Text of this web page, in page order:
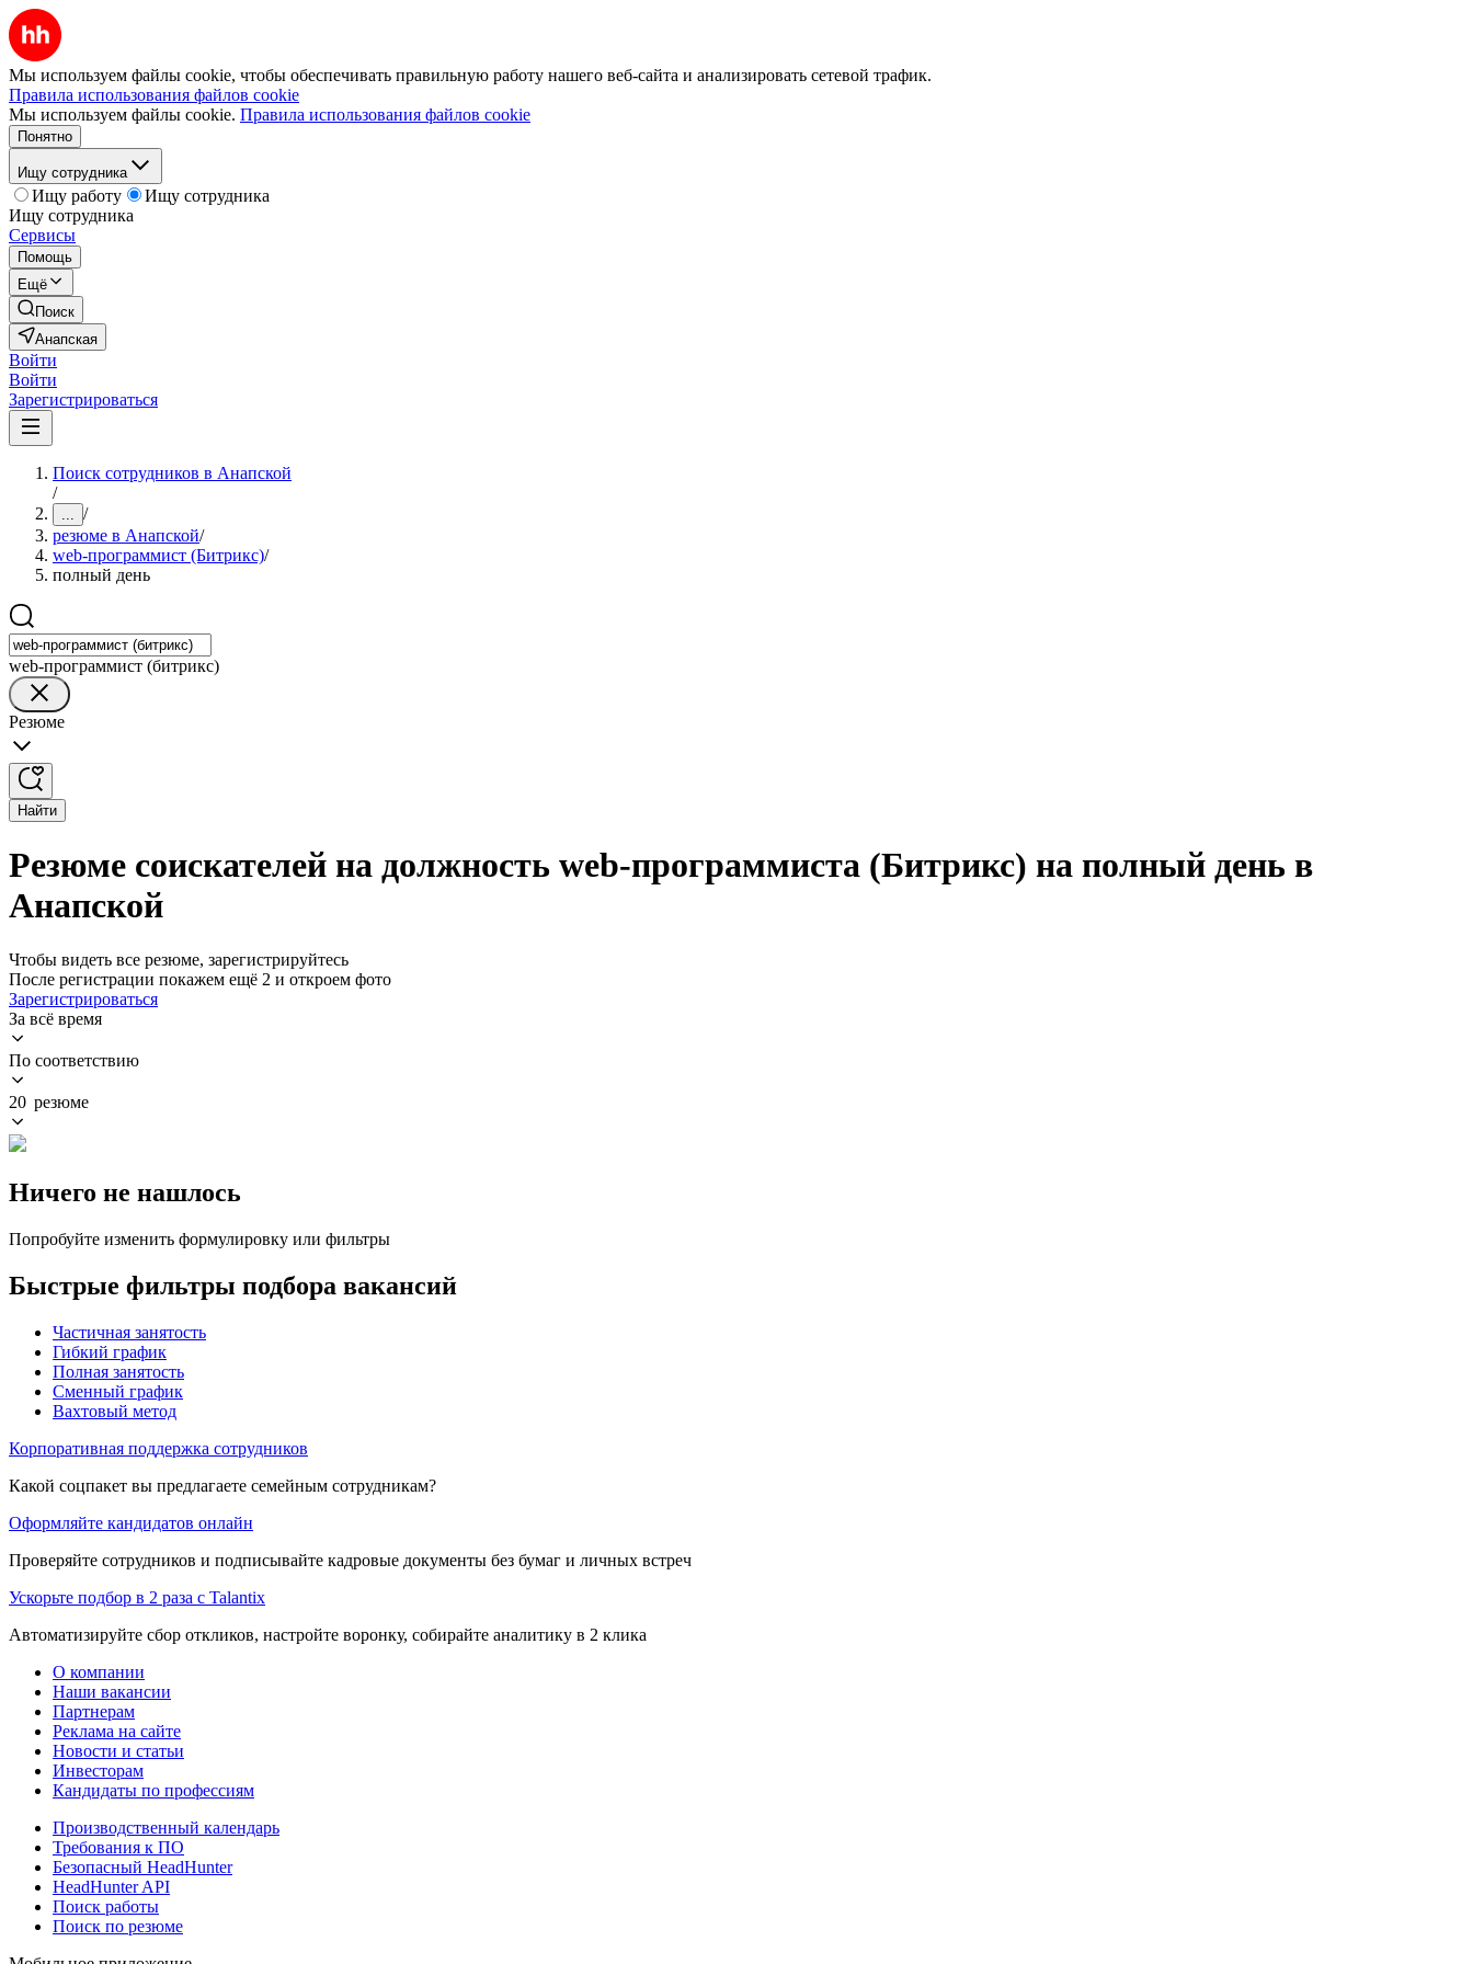
Мы используем файлы cookie, чтобы обеспечивать правильную работу нашего веб-сайта и анализировать сетевой трафик.
Правила использования файлов cookie
Мы используем файлы cookie. Правила использования файлов cookie
Понятно
Ищу сотрудника
Ищу работу
Ищу сотрудника
Ищу сотрудника
Сервисы
Помощь
Ещё
Поиск
Анапская
Войти
Войти
Зарегистрироваться
Поиск сотрудников в Анапской
/
... /
резюме в Анапской/
web-программист (Битрикс)/
полный день
web-программист (битрикс)
Резюме
Найти
Резюме соискателей на должность web-программиста (Битрикс) на полный день в
Анапской
Чтобы видеть все резюме, зарегистрируйтесь
После регистрации покажем ещё 2 и откроем фото
Зарегистрироваться
За всё время
По соответствию
20 резюме
Ничего не нашлось
Попробуйте изменить формулировку или фильтры
Быстрые фильтры подбора вакансий
Частичная занятость
Гибкий график
Полная занятость
Сменный график
Вахтовый метод
Корпоративная поддержка сотрудников
Какой соцпакет вы предлагаете семейным сотрудникам?
Оформляйте кандидатов онлайн
Проверяйте сотрудников и подписывайте кадровые документы без бумаг и личных встреч
Ускорьте подбор в 2 раза с Talantix
Автоматизируйте сбор откликов, настройте воронку, собирайте аналитику в 2 клика
О компании
Наши вакансии
Партнерам
Реклама на сайте
Новости и статьи
Инвесторам
Кандидаты по профессиям
Производственный календарь
Требования к ПО
Безопасный HeadHunter
HeadHunter API
Поиск работы
Поиск по резюме